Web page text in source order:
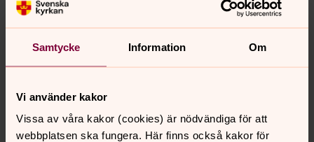
Samtycke Information Om
Vi använder kakor
Vissa av våra kakor (cookies) är nödvändiga för att
webbplatsen ska fungera. Här finns också kakor för